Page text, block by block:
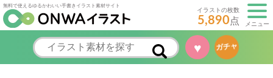
無料で使えるゆるかわいい手書きイラスト素材サイト
イラストの枚数
5,890点 メニュー
♥ ガチャ